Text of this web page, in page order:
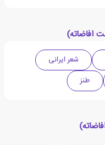
شعر ایرانی
طنز